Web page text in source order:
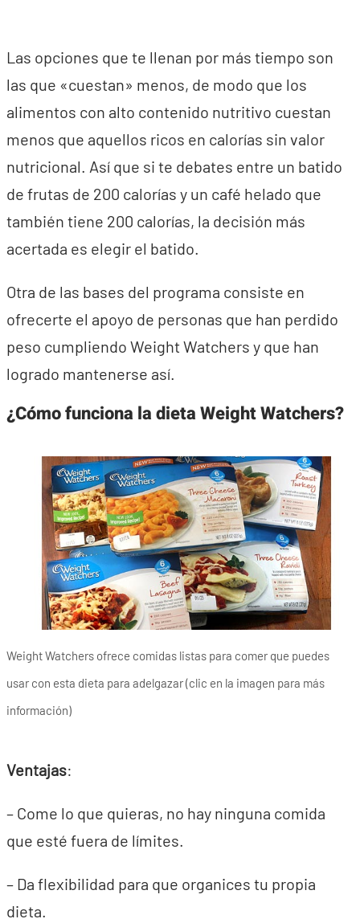
Las opciones que te llenan por más tiempo son
las que «cuestan» menos, de modo que los
alimentos con alto contenido nutritivo cuestan
menos que aquellos ricos en calorías sin valor
nutricional. Así que si te debates entre un batido
de frutas de 200 calorías y un café helado que
también tiene 200 calorías, la decisión más
acertada es elegir el batido.
Otra de las bases del programa consiste en
ofrecerte el apoyo de personas que han perdido
peso cumpliendo Weight Watchers y que han
logrado mantenerse así.
¿Cómo funciona la dieta Weight Watchers?
Weight Watchers ofrece comidas listas para comer que puedes
usar con esta dieta para adelgazar (clic en la imagen para más
información)
Ventajas:
– Come lo que quieras, no hay ninguna comida
que esté fuera de límites.
– Da flexibilidad para que organices tu propia
dieta.